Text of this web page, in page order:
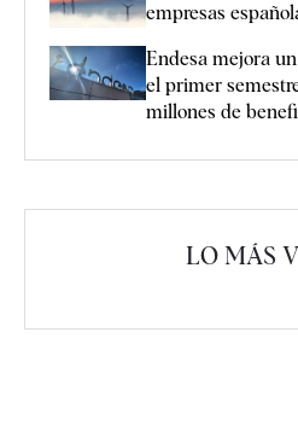
empresas
Endesa mejora
el primer
millones de
LO MÁS